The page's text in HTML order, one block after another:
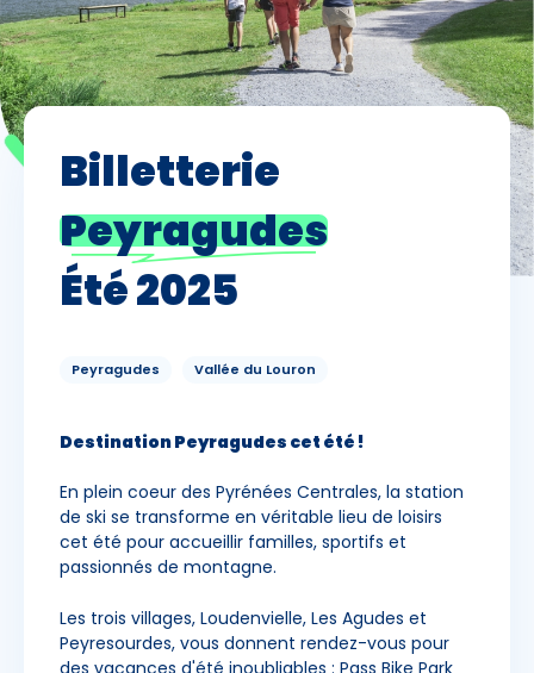
Skieurs
Adultes - +
Enfants
- de 17 ans -
Etudiants -
Billetterie
Peyragudes
Été 2025
Peyragudes Vallée du Louron
Destination Peyragudes cet été !
En plein coeur des Pyrénées Centrales, la station
de ski se transforme en véritable lieu de loisirs
cet été pour accueillir familles, sportifs et
passionnés de montagne.
Les trois villages, Loudenvielle, Les Agudes et
Peyresourdes, vous donnent rendez-vous pour